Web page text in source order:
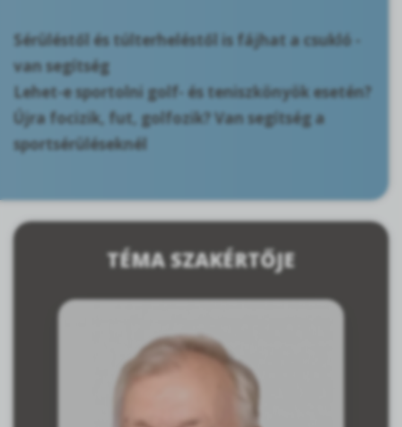
Sérüléstől és túlterheléstől is fájhat a csukló -
van segítség
Lehet-e sportolni golf- és teniszkönyök esetén?
Újra focizik, fut, golfozik? Van segítség a
sportsérüléseknél
TÉMA SZAKÉRTŐJE